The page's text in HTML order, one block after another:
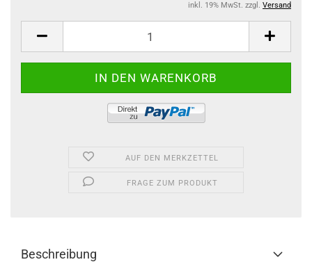
inkl. 19% MwSt. zzgl. Versand
AUF DEN MERKZETTEL
FRAGE ZUM PRODUKT
Beschreibung